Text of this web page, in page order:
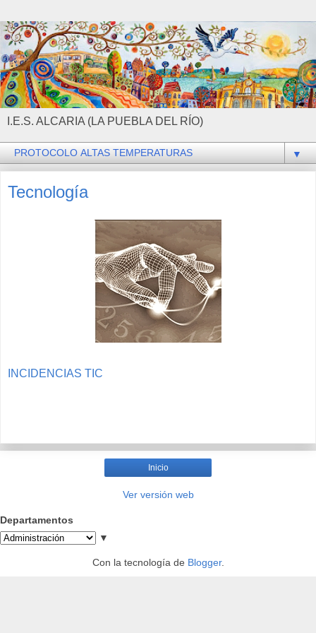
I.E.S. ALCARIA (LA PUEBLA DEL RÍO)
▼
Tecnología
INCIDENCIAS TIC
Inicio
Ver versión web
Departamentos
▼
Con la tecnología de Blogger.